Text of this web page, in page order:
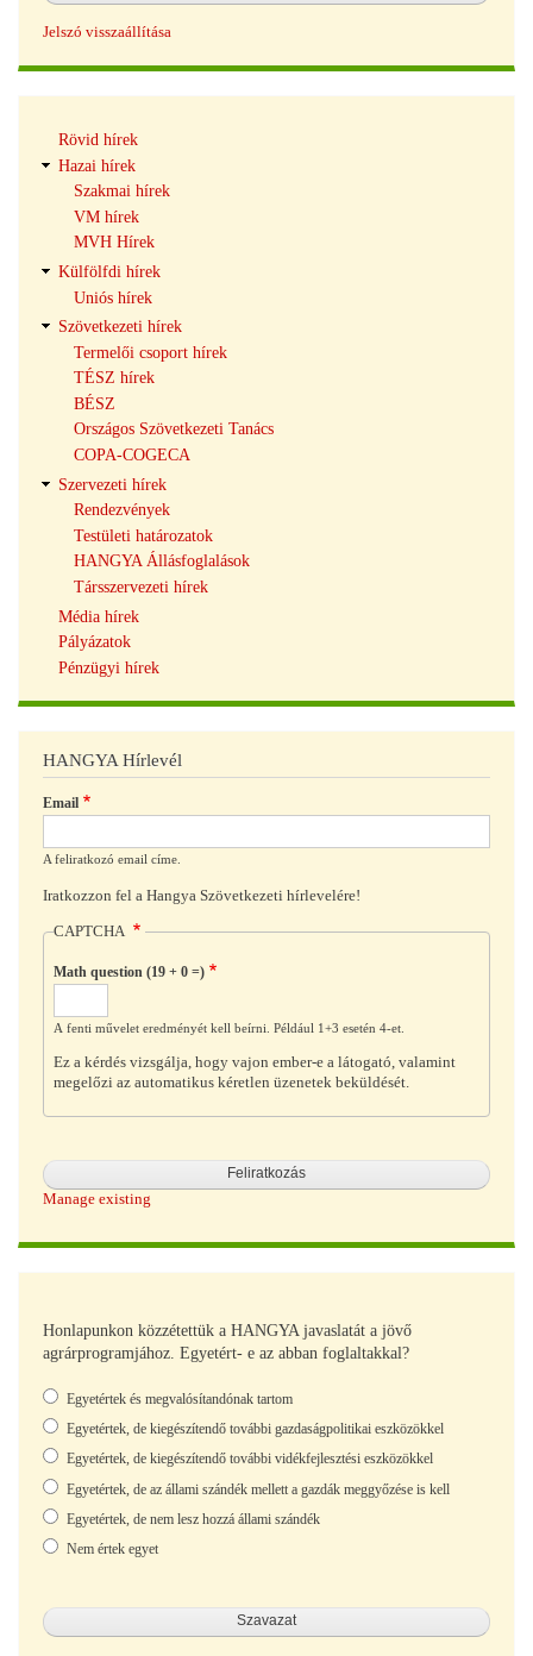
Jelszó visszaállítása
navigáció
Rövid hírek
Hazai hírek
Szakmai hírek
VM hírek
MVH Hírek
Külfölfdi hírek
Uniós hírek
Szövetkezeti hírek
Termelői csoport hírek
TÉSZ hírek
BÉSZ
Országos Szövetkezeti Tanács
COPA-COGECA
Szervezeti hírek
Rendezvények
Testületi határozatok
HANGYA Állásfoglalások
Társszervezeti hírek
Média hírek
Pályázatok
Pénzügyi hírek
HANGYA Hírlevél
Email
A feliratkozó email címe.
Iratkozzon fel a Hangya Szövetkezeti hírlevelére!
CAPTCHA
Math question (19 + 0 =)
A fenti művelet eredményét kell beírni. Például 1+3 esetén 4-et.
Ez a kérdés vizsgálja, hogy vajon ember-e a látogató, valamint
megelőzi az automatikus kéretlen üzenetek beküldését.
Manage existing
Honlapunkon közzétettük a HANGYA javaslatát a jövő
agrárprogramjához. Egyetért- e az abban foglaltakkal?
Választások
Egyetértek és megvalósítandónak tartom
Egyetértek, de kiegészítendő további gazdaságpolitikai eszközökkel
Egyetértek, de kiegészítendő további vidékfejlesztési eszközökkel
Egyetértek, de az állami szándék mellett a gazdák meggyőzése is kell
Egyetértek, de nem lesz hozzá állami szándék
Nem értek egyet